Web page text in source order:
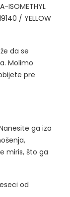
ISOMETHYL
/ YELLOW
da se
Molimo
pre
ga iza
miris, što ga
od